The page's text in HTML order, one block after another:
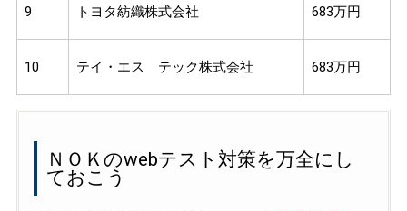
9 トヨタ紡織株式会社 683万円
10 テイ・エス テック株式会社 683万円
ＮＯＫのwebテスト対策を万全にし
ておこう